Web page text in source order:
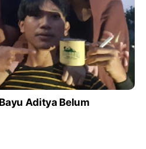
Belum